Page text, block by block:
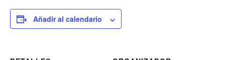
Añadir al calendario